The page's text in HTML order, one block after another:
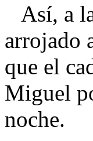
Así, a
arrojado
que el
Miguel
noche.